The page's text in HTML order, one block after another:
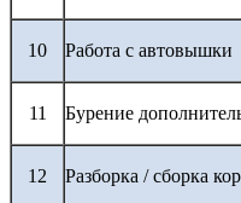
10 Работа с автовышки
11 Бурение
12 Разборка / сборка